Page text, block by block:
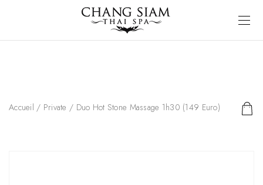
Accueil / Private / Duo Hot Stone Massage 1h30 (149 Euro)